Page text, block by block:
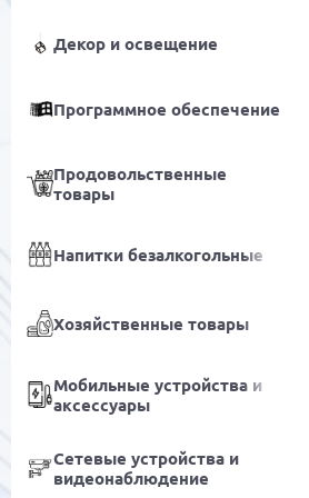
Декор и освещение
Программное обеспечение
Продовольственные
товары
Напитки безалкогольные
Хозяйственные товары
Мобильные устройства и
аксессуары
Сетевые устройства и
видеонаблюдение